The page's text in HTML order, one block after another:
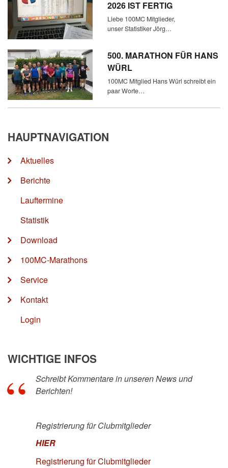
2026 IST FERTIG
Liebe 100MC Mitglieder,
unser Statistiker Jörg…
500. MARATHON FÜR HANS
WÜRL
100MC Mitglied Hans Würl schreibt ein
paar Worte…
HAUPTNAVIGATION
Aktuelles
Berichte
Lauftermine
Statistik
Download
100MC-Marathons
Service
Kontakt
Login
WICHTIGE INFOS
Schreibt Kommentare in unseren News und
Berichten!
Registrierung für Clubmitglieder
HIER
Registrierung für Clubmitglieder